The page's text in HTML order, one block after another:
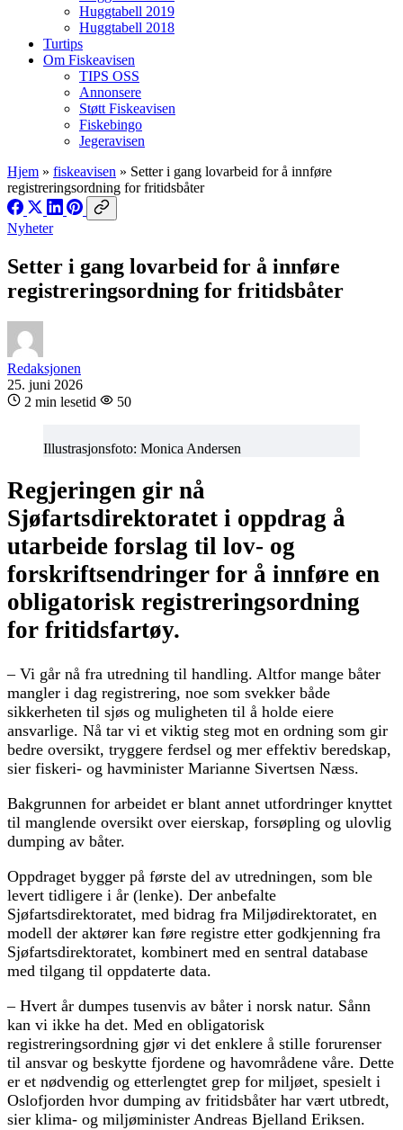
Huggtabell 2019
Huggtabell 2018
Turtips
Om Fiskeavisen
TIPS OSS
Annonsere
Støtt Fiskeavisen
Fiskebingo
Jegeravisen
Hjem » fiskeavisen » Setter i gang lovarbeid for å innføre
registreringsordning for fritidsbåter
Nyheter
Setter i gang lovarbeid for å innføre
registreringsordning for fritidsbåter
Redaksjonen
25. juni 2026
2 min lesetid
50
Illustrasjonsfoto: Monica Andersen
Regjeringen gir nå
Sjøfartsdirektoratet i oppdrag å
utarbeide forslag til lov- og
forskriftsendringer for å innføre en
obligatorisk registreringsordning
for fritidsfartøy.
– Vi går nå fra utredning til handling. Altfor mange båter
mangler i dag registrering, noe som svekker både
sikkerheten til sjøs og muligheten til å holde eiere
ansvarlige. Nå tar vi et viktig steg mot en ordning som gir
bedre oversikt, tryggere ferdsel og mer effektiv beredskap,
sier fiskeri- og havminister Marianne Sivertsen Næss.
Bakgrunnen for arbeidet er blant annet utfordringer knyttet
til manglende oversikt over eierskap, forsøpling og ulovlig
dumping av båter.
Oppdraget bygger på første del av utredningen, som ble
levert tidligere i år (lenke). Der anbefalte
Sjøfartsdirektoratet, med bidrag fra Miljødirektoratet, en
modell der aktører kan føre registre etter godkjenning fra
Sjøfartsdirektoratet, kombinert med en sentral database
med tilgang til oppdaterte data.
– Hvert år dumpes tusenvis av båter i norsk natur. Sånn
kan vi ikke ha det. Med en obligatorisk
registreringsordning gjør vi det enklere å stille forurenser
til ansvar og beskytte fjordene og havområdene våre. Dette
er et nødvendig og etterlengtet grep for miljøet, spesielt i
Oslofjorden hvor dumping av fritidsbåter har vært utbredt,
sier klima- og miljøminister Andreas Bjelland Eriksen.